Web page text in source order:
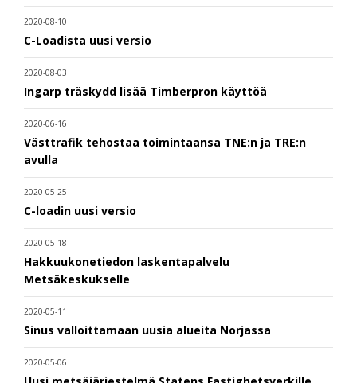
2020-08-10
C-Loadista uusi versio
2020-08-03
Ingarp träskydd lisää Timberpron käyttöä
2020-06-16
Västtrafik tehostaa toimintaansa TNE:n ja TRE:n
avulla
2020-05-25
C-loadin uusi versio
2020-05-18
Hakkuukonetiedon laskentapalvelu
Metsäkeskukselle
2020-05-11
Sinus valloittamaan uusia alueita Norjassa
2020-05-06